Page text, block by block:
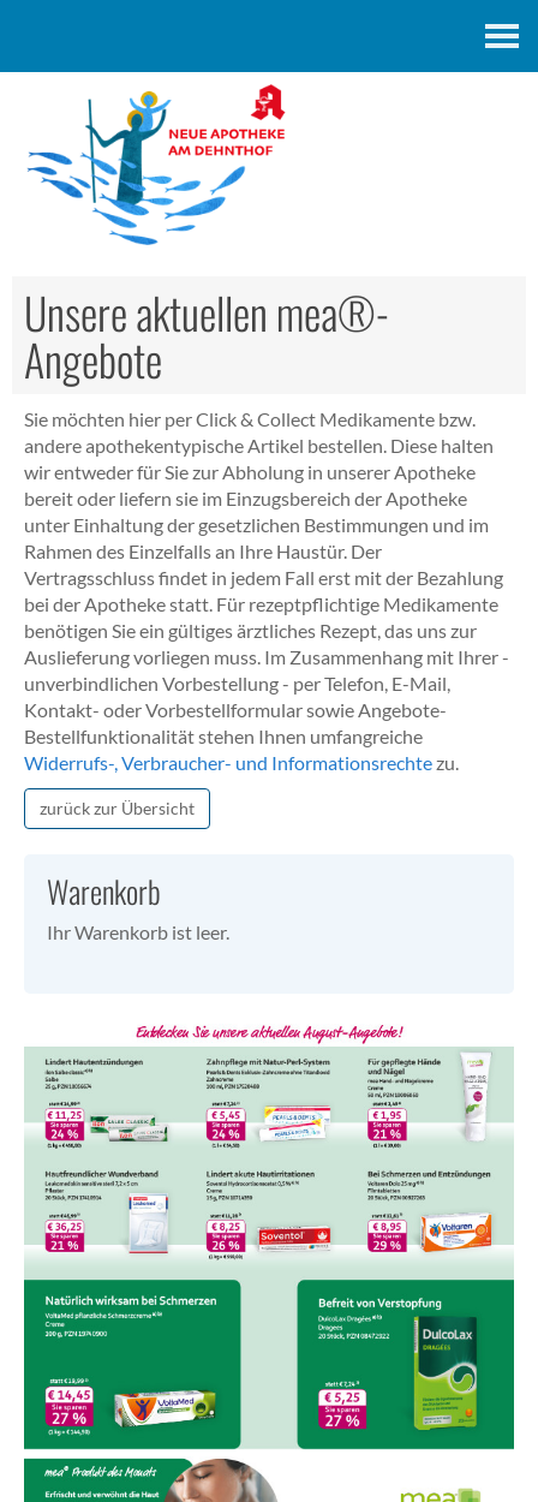
Unsere aktuellen mea®-
Angebote
Sie möchten hier per Click & Collect Medikamente bzw.
andere apothekentypische Artikel bestellen. Diese halten
wir entweder für Sie zur Abholung in unserer Apotheke
bereit oder liefern sie im Einzugsbereich der Apotheke
unter Einhaltung der gesetzlichen Bestimmungen und im
Rahmen des Einzelfalls an Ihre Haustür. Der
Vertragsschluss findet in jedem Fall erst mit der Bezahlung
bei der Apotheke statt. Für rezeptpflichtige Medikamente
benötigen Sie ein gültiges ärztliches Rezept, das uns zur
Auslieferung vorliegen muss. Im Zusammenhang mit Ihrer -
unverbindlichen Vorbestellung - per Telefon, E-Mail,
Kontakt- oder Vorbestellformular sowie Angebote-
Bestellfunktionalität stehen Ihnen umfangreiche
Widerrufs-, Verbraucher- und Informationsrechtezu.
zurück zur Übersicht
Warenkorb
Ihr Warenkorb ist leer.